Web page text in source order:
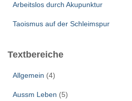
Arbeitslos durch Akupunktur
Taoismus auf der Schleimspur
Textbereiche
Allgemein (4)
Aussm Leben (5)